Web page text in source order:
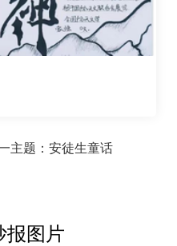
主题： 安徒生童话
报图片